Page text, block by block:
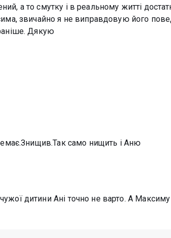
а то смутку і в реальному житті
звичайно я не виправдовую його
Дякую
само нищить і Аню
дитини Ані точно не варто. А